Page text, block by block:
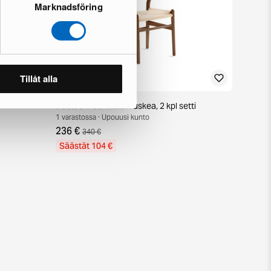
Marknadsföring
Tillåt alla
Dastoori ruokatuoli ruskea, 2 kpl setti
1 varastossa · Upouusi kunto
236 € 340 €
Säästät 104 €